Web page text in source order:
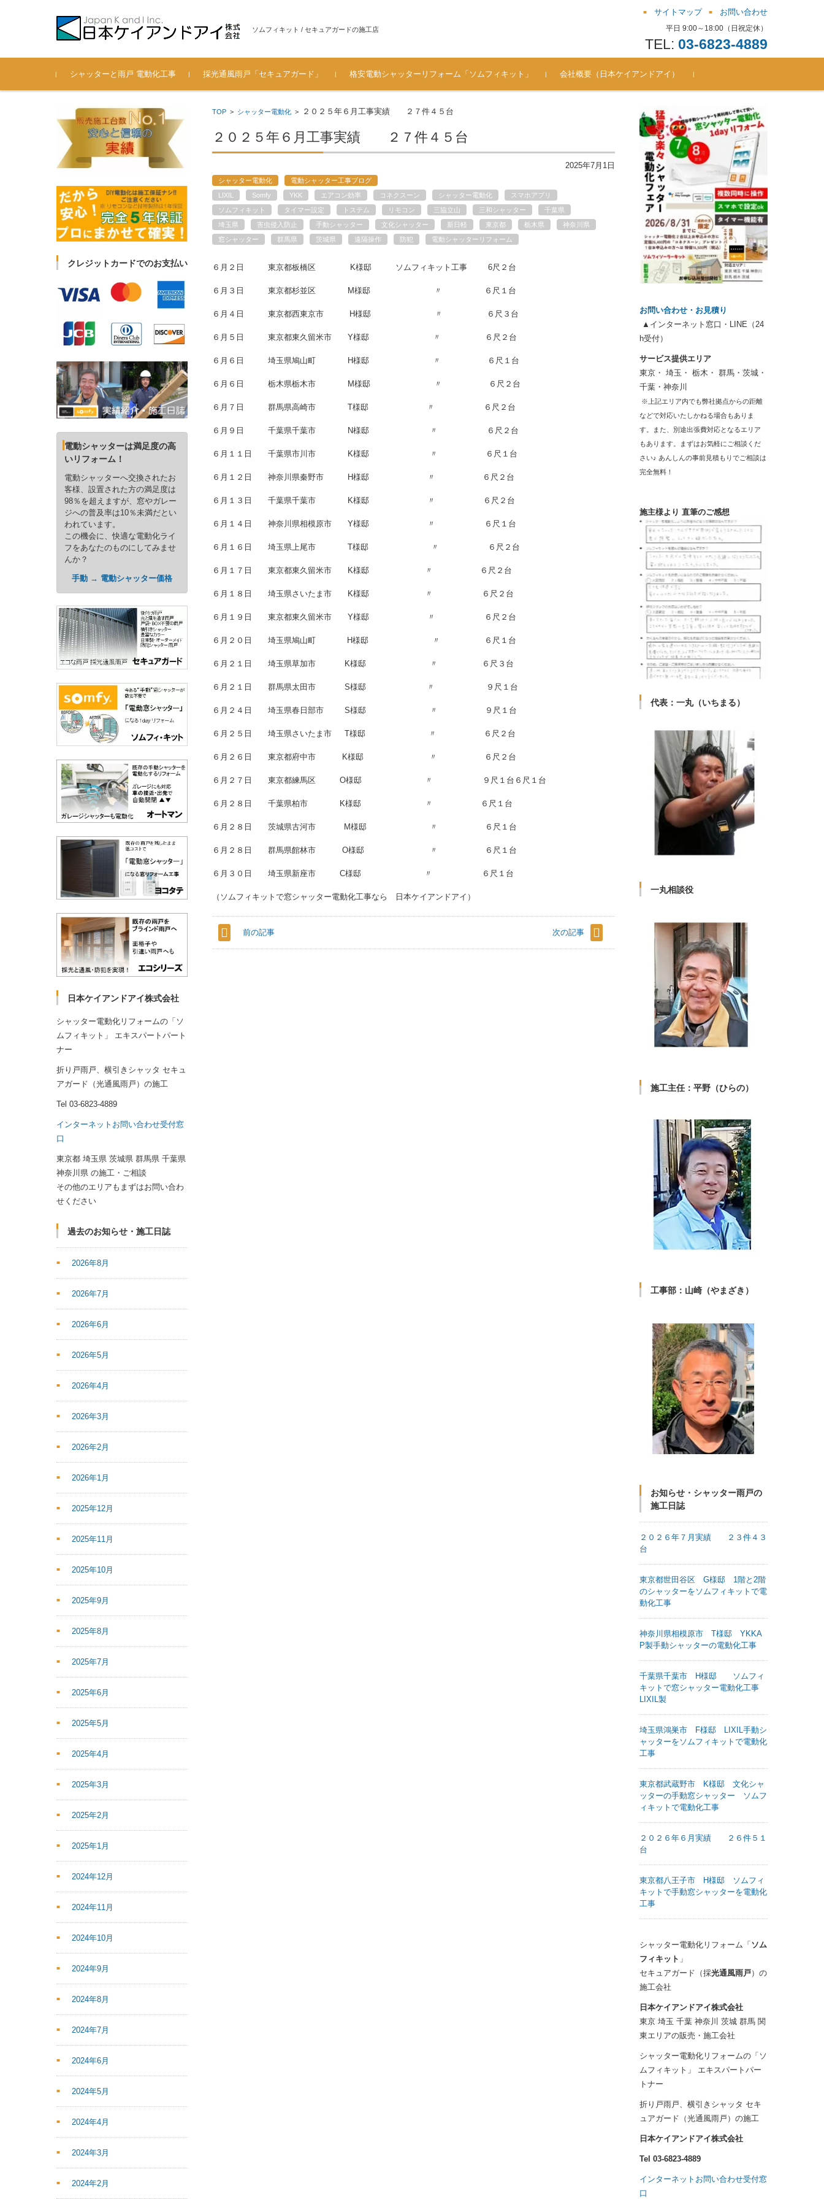
ソムフィキット / セキュアガードの施工店
サイトマップ お問い合わせ
平日 9:00～18:00（日祝定休）
TEL: 03-6823-4889
コンテンツに移動
シャッターと雨戸 電動化工事
戸の工事ブログ
3年～2018年）
採光通風雨戸「セキュアガード」
ード 光通風雨戸）
格安電動シャッターリフォーム「ソムフィキット」
ッターにリフォームするメ
動化工事の注意
の流れ～電源部分の仕上が
ー電動化・ソムフィキット
ーメーカー / ハウスメーカ
フィキット
シャッターの電動リフォー
会社概要（日本ケイアンドアイ）
ター電動化/後付通風雨戸 ほ
ムBlog（201810-201711）
ムBlog（201711-201612）
ムBlog（201612-201510）
ムBlog（201510-201410）
ムBlog（201410-201312）
ムBlog（201312-201305）
TOP > シャッター電動化 > ２０２５年６月工事実績 ２７件４５台
２０２５年６月工事実績 ２７件４５台
2025年7月1日
シャッター電動化
電動シャッター工事ブログ
LIXIL
Somfy YKK エアコン効率 コネクスーン シャッター電動化
スマホアプリ
ソムフィキット
タイマー設定 トステム リモコン 三協立山 三和シャッター
千葉県
埼玉県
害虫侵入防止 手動シャッター 文化シャッター 新日軽 東京都 栃木県
神奈川県
窓シャッター
群馬県 茨城県 遠隔操作 防犯 電動シャッターリフォーム
６月２日 東京都板橋区 K様邸 ソムフィキット工事 6尺２台
６月３日 東京都杉並区 M様邸 〃 ６尺１台
６月４日 東京都西東京市 H様邸 〃 ６尺３台
６月５日 東京都東久留米市 Y様邸 〃 ６尺２台
６月６日 埼玉県鳩山町 H様邸 〃 ６尺１台
６月６日 栃木県栃木市 M様邸 〃 ６尺２台
６月７日 群馬県高崎市 T様邸 〃 ６尺２台
６月９日 千葉県千葉市 N様邸 〃 ６尺２台
６月１１日 千葉県市川市 K様邸 〃 ６尺１台
６月１２日 神奈川県秦野市 H様邸 〃 ６尺２台
６月１３日 千葉県千葉市 K様邸 〃 ６尺２台
６月１４日 神奈川県相模原市 Y様邸 〃 ６尺１台
６月１６日 埼玉県上尾市 T様邸 〃 ６尺２台
６月１７日 東京都東久留米市 K様邸 〃 ６尺２台
６月１８日 埼玉県さいたま市 K様邸 〃 ６尺２台
６月１９日 東京都東久留米市 Y様邸 〃 ６尺２台
６月２０日 埼玉県鳩山町 H様邸 〃 ６尺１台
６月２１日 埼玉県草加市 K様邸 〃 ６尺３台
６月２１日 群馬県太田市 S様邸 〃 ９尺１台
６月２４日 埼玉県春日部市 S様邸 〃 ９尺１台
６月２５日 埼玉県さいたま市 T様邸 〃 ６尺２台
６月２６日 東京都府中市 K様邸 〃 ６尺２台
６月２７日 東京都練馬区 O様邸 〃 ９尺１台６尺１台
６月２８日 千葉県柏市 K様邸 〃 ６尺１台
６月２８日 茨城県古河市 M様邸 〃 ６尺１台
６月２８日 群馬県館林市 O様邸 〃 ６尺１台
６月３０日 埼玉県新座市 C様邸 〃 ６尺１台
（ソムフィキットで窓シャッター電動化工事なら 日本ケイアンドアイ）
前の記事 次の記事
クレジットカードでのお支払い
電動シャッターは満足度の高
いリフォーム！
電動シャッターへ交換されたお
客様、設置された方の満足度は
98％を超えますが、窓やガレー
ジへの普及率は10％未満だとい
われています。
この機会に、快適な電動化ライ
フをあなたのものにしてみませ
んか？
手動 → 電動シャッター価格
日本ケイアンドアイ株式会社
シャッター電動化リフォームの「ソ
ムフィキット」 エキスパートパート
ナー
折り戸雨戸、横引きシャッタ セキュ
アガード（光通風雨戸）の施工
Tel 03-6823-4889
インターネットお問い合わせ受付窓
口
東京都 埼玉県 茨城県 群馬県 千葉県
神奈川県 の施工・ご相談
その他のエリアもまずはお問い合わ
せください
過去のお知らせ・施工日誌
2026年8月
2026年7月
2026年6月
2026年5月
2026年4月
2026年3月
2026年2月
2026年1月
2025年12月
2025年11月
2025年10月
2025年9月
2025年8月
2025年7月
2025年6月
2025年5月
2025年4月
2025年3月
2025年2月
2025年1月
2024年12月
2024年11月
2024年10月
2024年9月
2024年8月
2024年7月
2024年6月
2024年5月
2024年4月
2024年3月
2024年2月
お問い合わせ・お見積り
▲インターネット窓口・LINE（24
h受付）
サービス提供エリア
東京・ 埼玉・ 栃木・ 群馬・茨城・
千葉・神奈川
※上記エリア内でも弊社拠点からの距離
などで対応いたしかねる場合もありま
す。また、別途出張費対応となるエリア
もあります。まずはお気軽にご相談くだ
さい♪ あんしんの事前見積もりでご相談は
完全無料！
施主様より 直筆のご感想
代表：一丸（いちまる）
一丸相談役
施工主任：平野（ひらの）
工事部：山崎（やまざき）
お知らせ・シャッター雨戸の
施工日誌
２０２６年７月実績 ２３件４３
台
東京都世田谷区 G様邸 1階と2階
のシャッターをソムフィキットで電
動化工事
神奈川県相模原市 T様邸 YKKA
P製手動シャッターの電動化工事
千葉県千葉市 H様邸 ソムフィ
キットで窓シャッター電動化工事
LIXIL製
埼玉県鴻巣市 F様邸 LIXIL手動シ
ャッターをソムフィキットで電動化
工事
東京都武蔵野市 K様邸 文化シャ
ッターの手動窓シャッター ソムフ
ィキットで電動化工事
２０２６年６月実績 ２６件５１
台
東京都八王子市 H様邸 ソムフィ
キットで手動窓シャッターを電動化
工事
シャッター電動化リフォーム「 ソム
フィキット 」
セキュアガード（採光通風雨戸）の
施工会社
日本ケイアンドアイ株式会社
東京 埼玉 千葉 神奈川 茨城 群馬 関
東エリアの販売・施工会社
シャッター電動化リフォームの「ソ
ムフィキット」 エキスパートパー
トナー
折り戸雨戸、横引きシャッタ セキ
ュアガード（光通風雨戸）の施工
日本ケイアンドアイ株式会社
Tel 03-6823-4889
インターネットお問い合わせ受付窓
口